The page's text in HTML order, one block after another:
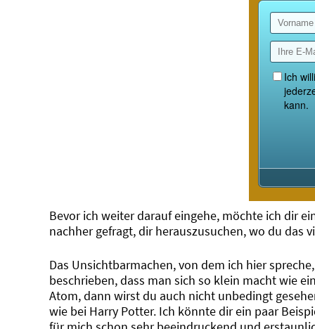
Bevor ich weiter darauf eingehe, möchte ich dir
nachher gefragt, dir herauszusuchen, wo du das
Das Unsichtbarmachen, von dem ich hier
beschrieben, dass man sich so klein macht wie
Atom, dann wirst du auch nicht unbedingt
wie bei Harry Potter. Ich könnte dir ein paar